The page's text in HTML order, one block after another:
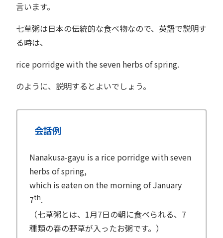
言います。
七草粥は日本の伝統的な食べ物なので、英語で説明す
る時は、
rice porridge with the seven herbs of spring.
のように、説明するとよいでしょう。
会話例
Nanakusa-gayu is a rice porridge with seven
herbs of spring,
which is eaten on the morning of January
7th.
（七草粥とは、1月7日の朝に食べられる、7
種類の春の野草が入ったお粥です。）